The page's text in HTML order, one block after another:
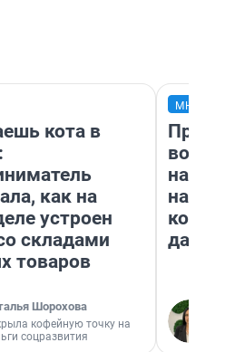
кота в
как на
устроен
складами
товаров
Шорохова
кофейную точку на
соцразвития
нам
даже